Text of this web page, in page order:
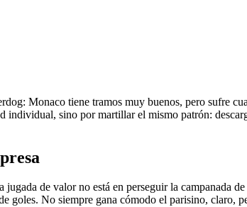
Monaco tiene tramos muy buenos, pero sufre
individual, sino por martillar el mismo patrón:
de valor no está en perseguir la campanada
No siempre gana cómodo el parisino, claro,